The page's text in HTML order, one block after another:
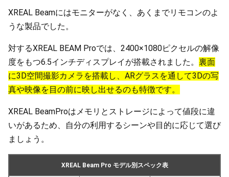
XREAL Beamにはモニターがなく、あくまでリモコンのよ
うな製品でした。
対するXREAL BEAM Proでは、2400×1080ピクセルの解像
度をもつ6.5インチディスプレイが搭載されました。 裏面
に3D空間撮影カメラを搭載し、ARグラスを通して3Dの写
真や映像を目の前に映し出せるのも特徴です。
XREAL BeamProはメモリとストレージによって値段に違
いがあるため、自分の利用するシーンや目的に応じて選び
ましょう。
XREAL Beam Pro モデル別スペック表